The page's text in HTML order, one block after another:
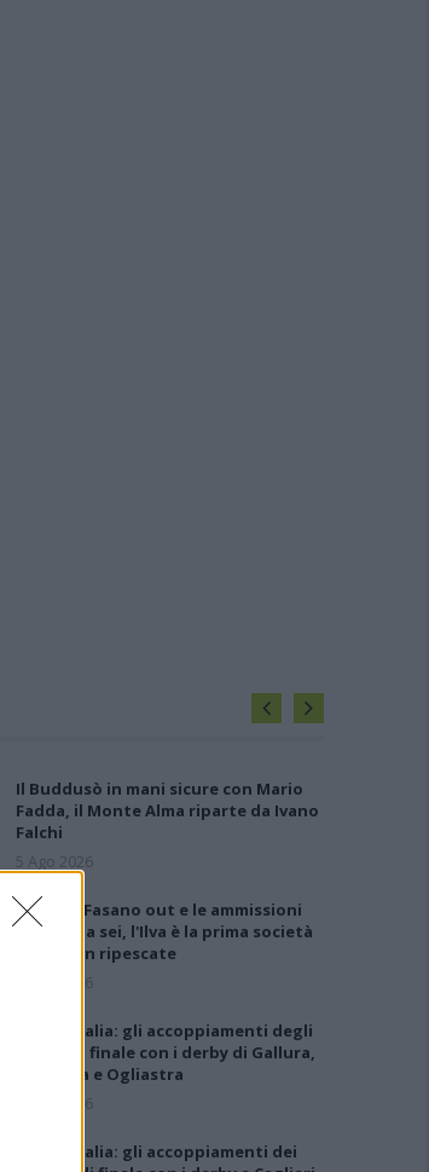
Il Buddusò in mani sicure con Mario
Fadda, il Monte Alma riparte da Ivano
Falchi
5 Ago 2026
Anche il Fasano out e le ammissioni
salgono a sei, l'Ilva è la prima società
tra le non ripescate
5 Ago 2026
Coppa Italia: gli accoppiamenti degli
ottavi di finale con i derby di Gallura,
Barbagia e Ogliastra
5 Ago 2026
Coppa Italia: gli accoppiamenti dei